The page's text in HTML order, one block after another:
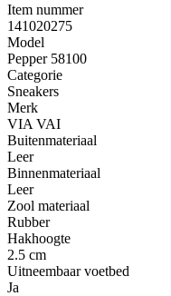
Item nummer
141020275
Model
Pepper 58100
Categorie
Sneakers
Merk
VIA VAI
Buitenmateriaal
Leer
Binnenmateriaal
Leer
Zool materiaal
Rubber
Hakhoogte
2.5 cm
Uitneembaar voetbed
Ja